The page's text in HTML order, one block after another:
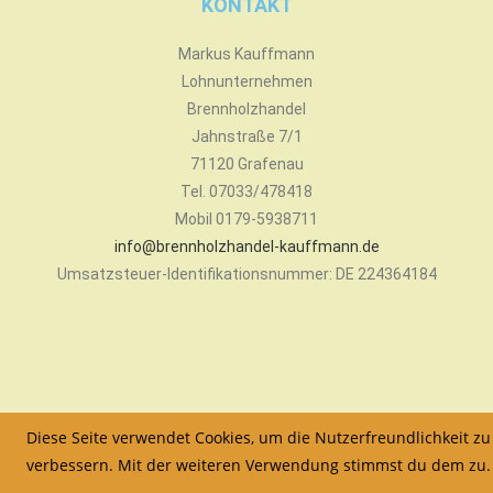
KONTAKT
Markus Kauffmann
Lohnunternehmen
Brennholzhandel
Jahnstraße 7/1
71120 Grafenau
Tel. 07033/478418
Mobil 0179-5938711
info@brennholzhandel-kauffmann.de
Umsatzsteuer-Identifikationsnummer: DE 224364184
Diese Seite verwendet Cookies, um die Nutzerfreundlichkeit zu
verbessern. Mit der weiteren Verwendung stimmst du dem zu.